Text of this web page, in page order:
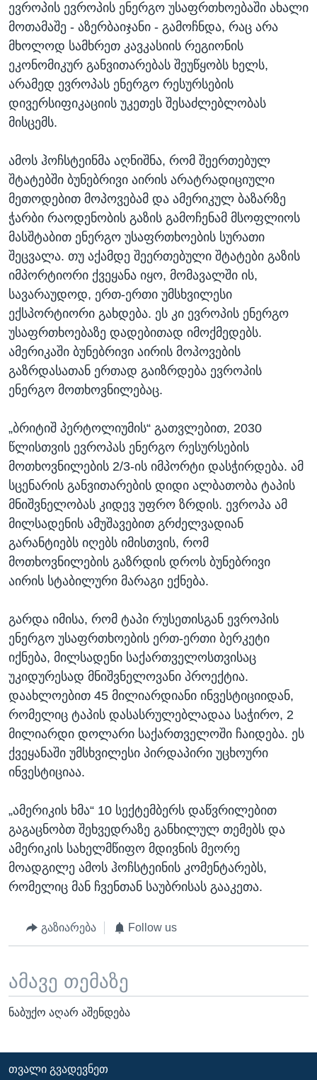
ევროპის ევროპის ენერგო უსაფრთხოებაში ახალი
მოთამაშე - აზერბაიჯანი - გამოჩნდა, რაც არა
მხოლოდ სამხრეთ კავკასიის რეგიონის
ეკონომიკურ განვითარებას შეუწყობს ხელს,
არამედ ევროპას ენერგო რესურსების
დივერსიფიკაციის უკეთეს შესაძლებლობას
მისცემს.
ამოს ჰოჩსტეინმა აღნიშნა, რომ შეერთებულ
შტატებში ბუნებრივი აირის არატრადიციული
მეთოდებით მოპოვებამ და ამერიკულ ბაზარზე
ჭარბი რაოდენობის გაზის გამოჩენამ მსოფლიოს
მასშტაბით ენერგო უსაფრთხოების სურათი
შეცვალა. თუ აქამდე შეერთებული შტატები გაზის
იმპორტიორი ქვეყანა იყო, მომავალში ის,
სავარაუდოდ, ერთ-ერთი უმსხვილესი
ექსპორტიორი გახდება. ეს კი ევროპის ენერგო
უსაფრთხოებაზე დადებითად იმოქმედებს.
ამერიკაში ბუნებრივი აირის მოპოვების
გაზრდასათან ერთად გაიზრდება ევროპის
ენერგო მოთხოვნილებაც.
„ბრიტიშ პერტოლიუმის“ გათვლებით, 2030
წლისთვის ევროპას ენერგო რესურსების
მოთხოვნილების 2/3-ის იმპორტი დასჭირდება. ამ
სცენარის განვითარების დიდი ალბათობა ტაპის
მნიშვნელობას კიდევ უფრო ზრდის. ევროპა ამ
მილსადენის ამუშავებით გრძელვადიან
გარანტიებს იღებს იმისთვის, რომ
მოთხოვნილების გაზრდის დროს ბუნებრივი
აირის სტაბილური მარაგი ექნება.
გარდა იმისა, რომ ტაპი რუსეთისგან ევროპის
ენერგო უსაფრთხოების ერთ-ერთი ბერკეტი
იქნება, მილსადენი საქართველოსთვისაც
უკიდურესად მნიშვნელოვანი პროექტია.
დაახლოებით 45 მილიარდიანი ინვესტიციიდან,
რომელიც ტაპის დასასრულებლადაა საჭირო, 2
მილიარდი დოლარი საქართველოში ჩაიდება. ეს
ქვეყანაში უმსხვილესი პირდაპირი უცხოური
ინვესტიციაა.
„ამერიკის ხმა“ 10 სექტემბერს დაწვრილებით
გაგაცნობთ შეხვედრაზე განხილულ თემებს და
ამერიკის სახელმწიფო მდივნის მეორე
მოადგილე ამოს ჰოჩსტეინის კომენტარებს,
რომელიც მან ჩვენთან საუბრისას გააკეთა.
გაზიარება Follow us
ამავე თემაზე
ნაბუქო აღარ აშენდება
ᲗᲕᲐᲚᲘ ᲒᲕᲐᲓᲔᲕᲜᲔᲗ